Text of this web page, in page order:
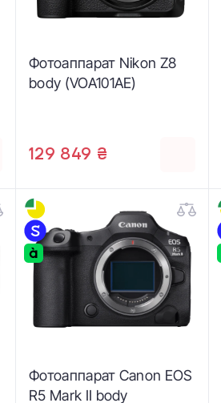
Фотоаппарат Nikon Z8
body (VOA101AE)
129 849 ₴
Фотоаппарат Canon EOS
R5 Mark II body